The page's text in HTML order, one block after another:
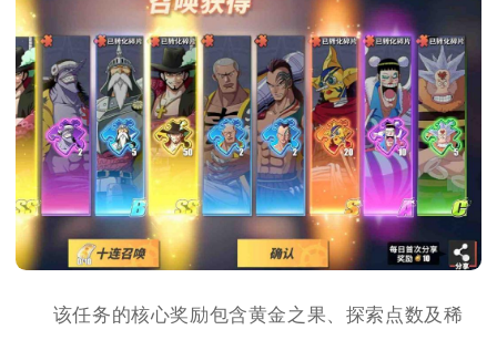
该任务的核心奖励包含黄金之果、探索点数及稀